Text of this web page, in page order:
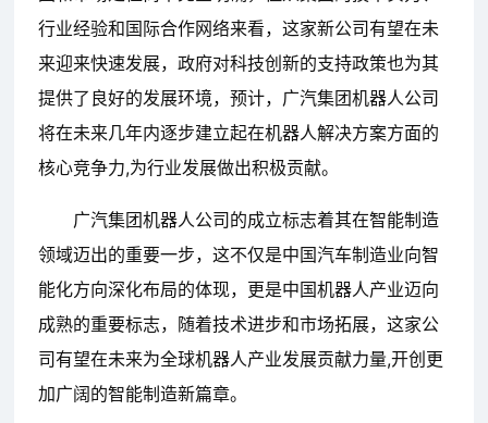
行业经验和国际合作网络来看，这家新公司有望在未
来迎来快速发展，政府对科技创新的支持政策也为其
提供了良好的发展环境，预计，广汽集团机器人公司
将在未来几年内逐步建立起在机器人解决方案方面的
核心竞争力,为行业发展做出积极贡献。
广汽集团机器人公司的成立标志着其在智能制造
领域迈出的重要一步，这不仅是中国汽车制造业向智
能化方向深化布局的体现，更是中国机器人产业迈向
成熟的重要标志，随着技术进步和市场拓展，这家公
司有望在未来为全球机器人产业发展贡献力量,开创更
加广阔的智能制造新篇章。